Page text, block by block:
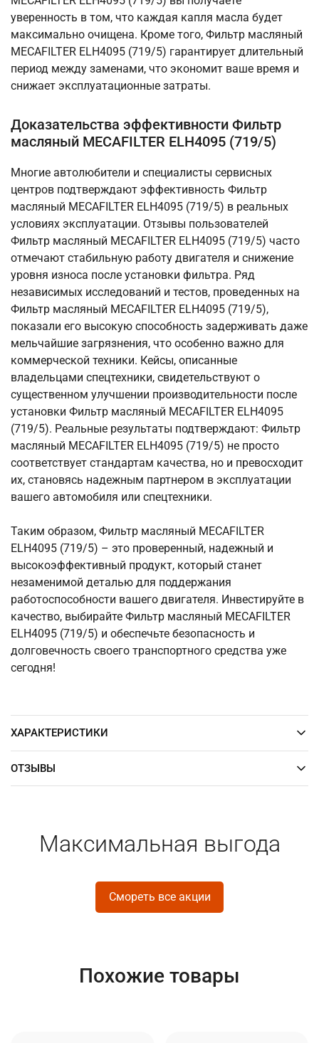
уверенность в том, что каждая капля масла будет
максимально очищена. Кроме того, Фильтр масляный
MECAFILTER ELH4095 (719/5) гарантирует длительный
период между заменами, что экономит ваше время и
снижает эксплуатационные затраты.
Доказательства эффективности Фильтр
масляный MECAFILTER ELH4095 (719/5)
Многие автолюбители и специалисты сервисных
центров подтверждают эффективность Фильтр
масляный MECAFILTER ELH4095 (719/5) в реальных
условиях эксплуатации. Отзывы пользователей
Фильтр масляный MECAFILTER ELH4095 (719/5) часто
отмечают стабильную работу двигателя и снижение
уровня износа после установки фильтра. Ряд
независимых исследований и тестов, проведенных на
Фильтр масляный MECAFILTER ELH4095 (719/5),
показали его высокую способность задерживать даже
мельчайшие загрязнения, что особенно важно для
коммерческой техники. Кейсы, описанные
владельцами спецтехники, свидетельствуют о
существенном улучшении производительности после
установки Фильтр масляный MECAFILTER ELH4095
(719/5). Реальные результаты подтверждают: Фильтр
масляный MECAFILTER ELH4095 (719/5) не просто
соответствует стандартам качества, но и превосходит
их, становясь надежным партнером в эксплуатации
вашего автомобиля или спецтехники.
Таким образом, Фильтр масляный MECAFILTER
ELH4095 (719/5) – это проверенный, надежный и
высокоэффективный продукт, который станет
незаменимой деталью для поддержания
работоспособности вашего двигателя. Инвестируйте в
качество, выбирайте Фильтр масляный MECAFILTER
ELH4095 (719/5) и обеспечьте безопасность и
долговечность своего транспортного средства уже
сегодня!
ХАРАКТЕРИСТИКИ
ОТЗЫВЫ
Максимальная выгода
Смореть все акции
Похожие товары